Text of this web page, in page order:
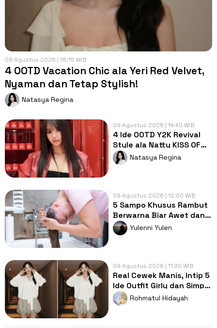
09 Agustus 2026 | 18:15 WIB
4 OOTD Vacation Chic ala Yeri Red Velvet,
Nyaman dan Tetap Stylish!
Natasya Regina
09 Agustus 2026 | 14:40 WIB
4 Ide OOTD Y2K Revival
Style ala Natty KISS OF
LIFE, Timeless dan
Stylish!
Natasya Regina
09 Agustus 2026 | 12:00 WIB
5 Sampo Khusus Rambut
Berwarna Biar Awet dan
Tahan Lama
Yulenni Yulen
09 Agustus 2026 | 11:30 WIB
Real Cewek Manis, Intip 5
Ide Outfit Girly dan Simpel
ala Chae SooBin!
Rohmatul Hidayah